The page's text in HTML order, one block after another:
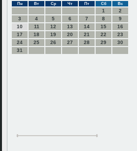
Пн Вт Ср Чт Пт Сб Вс
1
2
3
4 5 6 7 8
9
10
11 12 13 14 15
16
17
18 19 20 21 22
23
24
25 26 27 28 29
30
31